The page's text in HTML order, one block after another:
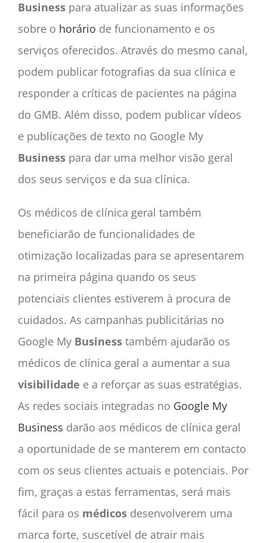
Businesspara atualizar as suas informações
sobre o horário de funcionamento e os
serviços oferecidos. Através do mesmo canal,
podem publicar fotografias da sua clínica e
responder a críticas de pacientes na página
do GMB. Além disso, podem publicar vídeos
e publicações de texto no Google My
Businesspara dar uma melhor visão geral
dos seus serviços e da sua clínica.
Os médicos de clínica geral também
beneficiarão de funcionalidades de
otimização localizadas para se apresentarem
na primeira página quando os seus
potenciais clientes estiverem à procura de
cuidados. As campanhas publicitárias no
Google My Businesstambém ajudarão os
médicos de clínica geral a aumentar a sua
visibilidade e a reforçar as suas estratégias.
As redes sociais integradas no Google My
Business darão aos médicos de clínica geral
a oportunidade de se manterem em contacto
com os seus clientes actuais e potenciais. Por
fim, graças a estas ferramentas, será mais
fácil para os médicosdesenvolverem uma
marca forte, suscetível de atrair mais